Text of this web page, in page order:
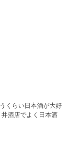
くらい日本酒が大好
酒店でよく日本酒